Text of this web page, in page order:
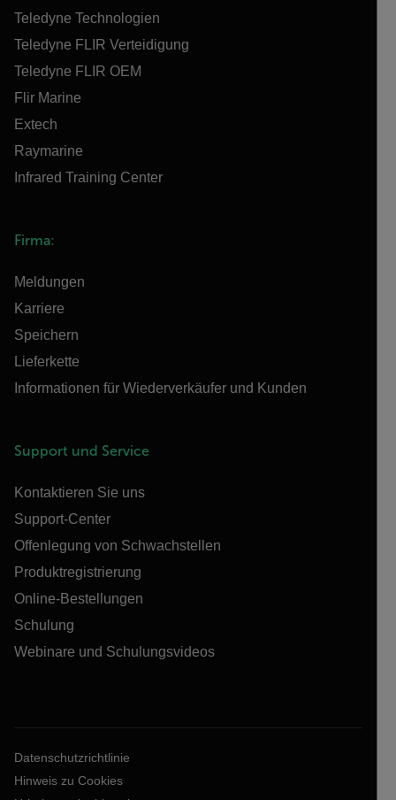
Teledyne Technologien
Teledyne FLIR Verteidigung
Teledyne FLIR OEM
Flir Marine
Extech
Raymarine
Infrared Training Center
Firma:
Meldungen
Karriere
Speichern
Lieferkette
Informationen für Wiederverkäufer und Kunden
Support und Service
Kontaktieren Sie uns
Support-Center
Offenlegung von Schwachstellen
Produktregistrierung
Online-Bestellungen
Schulung
Webinare und Schulungsvideos
Datenschutzrichtlinie
Hinweis zu Cookies